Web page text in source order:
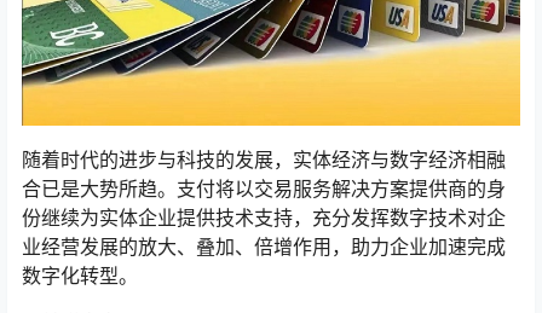
随着时代的进步与科技的发展，实体经济与数字经济相融
合已是大势所趋。支付将以交易服务解决方案提供商的身
份继续为实体企业提供技术支持，充分发挥数字技术对企
业经营发展的放大、叠加、倍增作用，助力企业加速完成
数字化转型。